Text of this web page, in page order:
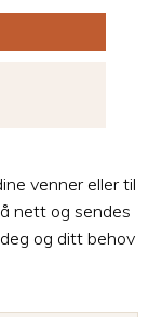
venner eller til
nett og sendes
og ditt behov